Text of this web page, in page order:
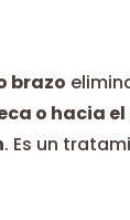
brazo
o hacia
. Es un